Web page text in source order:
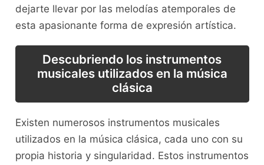
dejarte llevar por las ‍melodías ⁤atemporales de⁤
esta apasionante forma de expresión artística.
Descubriendo los instrumentos
musicales utilizados en la música
clásica
Existen numerosos⁣ instrumentos musicales
utilizados ⁤en la ⁢música clásica, cada uno con‍ su
propia historia y singularidad. Estos instrumentos‌